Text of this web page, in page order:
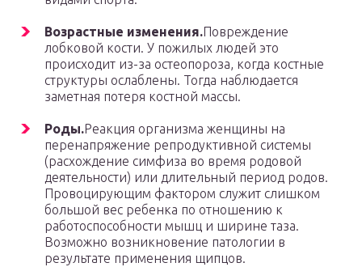
Возрастные изменения.Повреждение
лобковой кости. У пожилых людей это
происходит из-за остеопороза, когда костные
структуры ослаблены. Тогда наблюдается
заметная потеря костной массы.
Роды.Реакция организма женщины на
перенапряжение репродуктивной системы
(расхождение симфиза во время родовой
деятельности) или длительный период родов.
Провоцирующим фактором служит слишком
большой вес ребенка по отношению к
работоспособности мышц и ширине таза.
Возможно возникновение патологии в
результате применения щипцов.